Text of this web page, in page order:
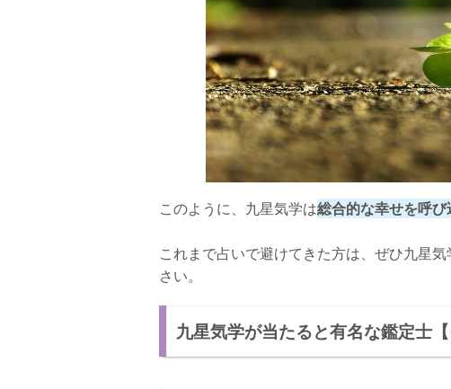
このように、九星気学は総合的な幸せを呼び
これまで占いで避けてきた方は、ぜひ九星
さい。
九星気学が当たると有名な鑑定士